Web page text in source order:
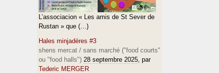
L’associacion « Les amis de St Sever de
Rustan » que (…)
Hales minjadéres #3
shens mercat / sans marché ("food courts"
ou "food halls") 28 septembre 2025, par
Tederic MERGER